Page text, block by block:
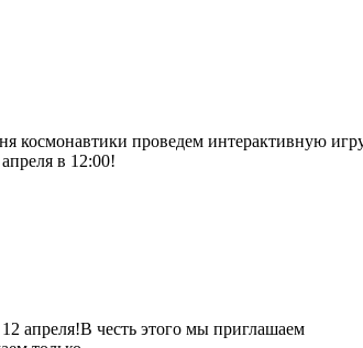
космонавтики проведем интерактивную
в 12:00!
апреля!В честь этого мы приглашаем